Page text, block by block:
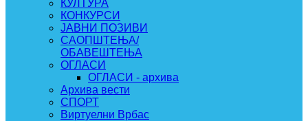
КУЛТУРА
КОНКУРСИ
ЈАВНИ ПОЗИВИ
САОПШТЕЊА/
ОБАВЕШТЕЊА
ОГЛАСИ
ОГЛАСИ - архива
Архива вести
СПОРТ
Виртуелни Врбас